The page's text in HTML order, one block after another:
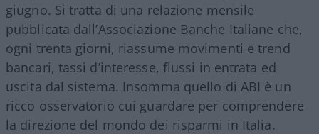
giugno. Si tratta di una relazione mensile
pubblicata dall’Associazione Banche Italiane che,
ogni trenta giorni, riassume movimenti e trend
bancari, tassi d’interesse, flussi in entrata ed
uscita dal sistema. Insomma quello di ABI è un
ricco osservatorio cui guardare per comprendere
la direzione del mondo dei risparmi in Italia.